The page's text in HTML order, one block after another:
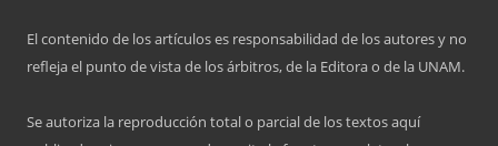
El contenido de los artículos es responsabilidad de los autores y no
refleja el punto de vista de los árbitros, de la Editora o de la UNAM.
Se autoriza la reproducción total o parcial de los textos aquí